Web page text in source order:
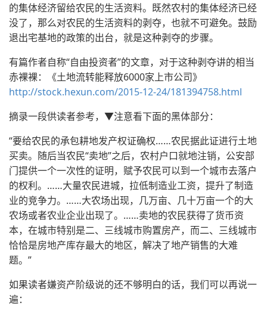
的集体经济留给农民的生活资料。既然农村的集体经济已经
没了，那么对农民的生活资料的剥夺，也就不可避免。鼓励
退出宅基地的政策的出台，就是这种剥夺的步骤。
有篇作者自称“自由投资者”的文章，对于这种剥夺讲的相当
赤裸裸：《土地流转能释放6000家上市公司》
http://stock.hexun.com/2015-12-24/181394758.html
摘录一段供读者参考，▼注意看下面的黑体部分：
“要给农民的承包耕地发产权证确权……农民据此证进行土地
买卖。随后当农民“卖地”之后，农村户口就地注销，公安部
门提供一个一次性的证明，赋予农民可以到一个城市去落户
的权利。……大量农民进城，拉低制造业工资，提升了制造
业的竞争力。……大农场出现，几万亩、几十万亩一个的大
农场或者农业企业出现了。……卖地的农民获得了货币资
本，在城市特别是二、三线城市购置房产，而二、三线城市
恰恰是房地产库存最大的地区，解决了地产销售的大难
题。”
如果读者嫌资产阶级说的还不够明白的话，我们可以再说一
遍：